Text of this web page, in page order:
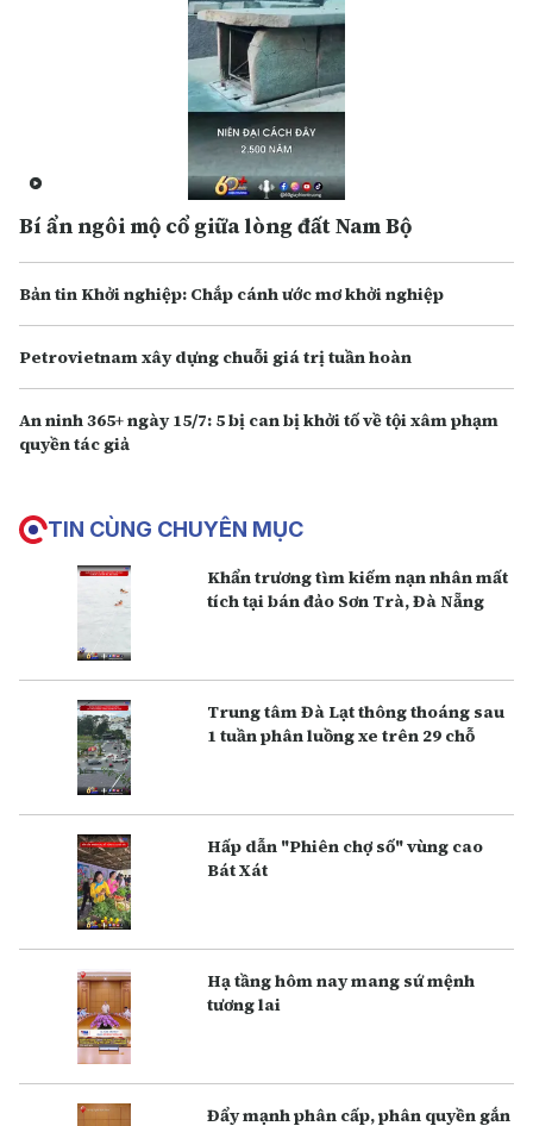
TIN CÙNG CHUYÊN MỤC
Khẩn trương tìm kiếm nạn nhân mất
tích tại bán đảo Sơn Trà, Đà Nẵng
Trung tâm Đà Lạt thông thoáng sau
1 tuần phân luồng xe trên 29 chỗ
Hấp dẫn "Phiên chợ số" vùng cao
Bát Xát
Hạ tầng hôm nay mang sứ mệnh
tương lai
Đẩy mạnh phân cấp, phân quyền gắn
Bí ẩn ngôi mộ cổ giữa lòng đất Nam Bộ
Bản tin Khởi nghiệp: Chắp cánh ước mơ khởi nghiệp
Petrovietnam xây dựng chuỗi giá trị tuần hoàn
An ninh 365+ ngày 15/7: 5 bị can bị khởi tố về tội xâm phạm
quyền tác giả